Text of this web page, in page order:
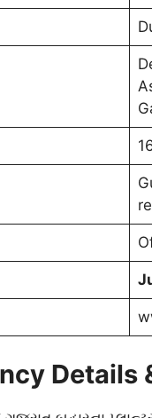
Details